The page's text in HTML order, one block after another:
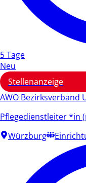
5 Tage
Neu
Stellenanzeige
AWO Bezirksverband
Pflegedienstleiter *in
Würzburg